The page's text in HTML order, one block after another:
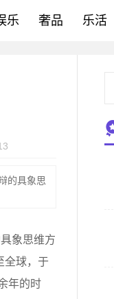
乐 奢品 乐活
的具象思
象思维方
全球，于
年的时